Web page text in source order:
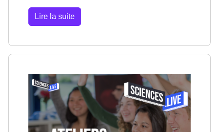
Lire la suite